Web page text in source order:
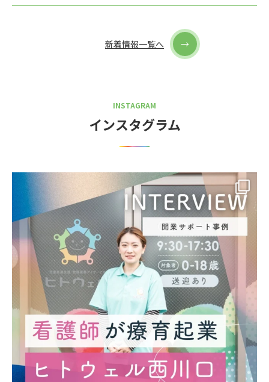
新着情報一覧へ
INSTAGRAM
インスタグラム